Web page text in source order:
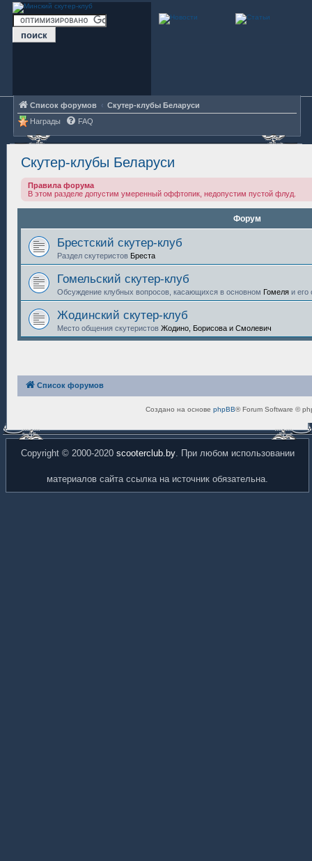
Список форумов
Скутер-клубы Беларуси
Награды
FAQ
Скутер-клубы Беларуси
Правила форума
В этом разделе допустим умеренный оффтопик, недопустим пустой флуд.
Форум
Брестский скутер-клуб
Раздел скутеристов Бреста
Гомельский скутер-клуб
Обсуждение клубных вопросов, касающихся в основном Гомеля и его
Жодинский скутер-клуб
Место общения скутеристов Жодино, Борисова и Смолевич
Список форумов
Создано на основе phpBB® Forum Software ©
Copyright © 2000-2020 scooterclub.by. При любом использовании
материалов сайта ссылка на источник обязательна.